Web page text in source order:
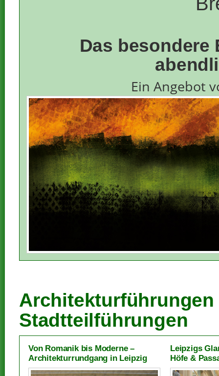
Das besondere
Ein Angebot
Stadtteilführungen
Von Romanik bis Moderne –
Architekturrundgang in Leipzig
Leipzigs
Höfe &